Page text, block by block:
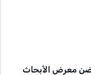
تحتضن معرض الأبحاث